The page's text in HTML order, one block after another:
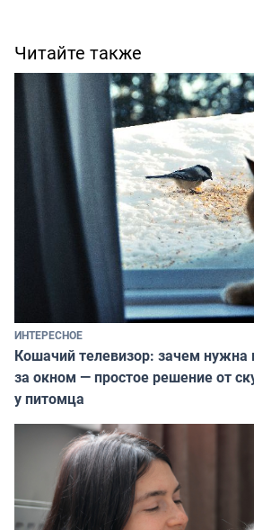
Читайте также
ИНТЕРЕСНОЕ
Кошачий телевизор: зачем
за окном — простое решение от
у питомца